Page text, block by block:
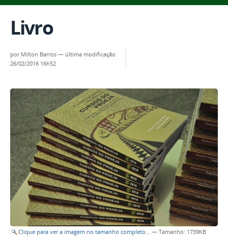
Livro
por Milton Barros — última modificação
26/02/2016 16h52
Clique para ver a imagem no tamanho completo… — Tamanho: 1739KB